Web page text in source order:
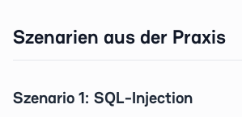
Szenarien aus der Praxis
Szenario 1: SQL-Injection